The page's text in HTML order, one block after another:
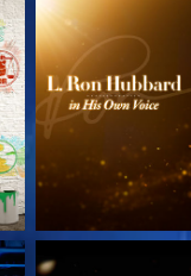
DÉCOUVRIR LES
SÉRIES